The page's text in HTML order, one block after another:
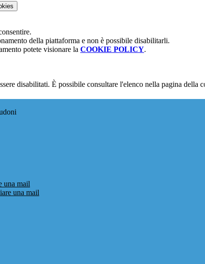
della piattaforma e non è possibile disabilitarli.
potete visionare la COOKIE POLICY.
disabilitati. È possibile consultare l'elenco nella pagina della
una mail
una mail